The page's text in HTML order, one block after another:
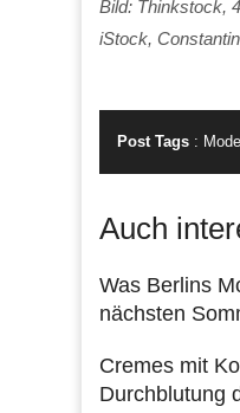
Bild: Thinkstock,
iStock,
Post Tags : Mode
Auch
Was Berlins
nächsten
Cremes mit
Durchblutung